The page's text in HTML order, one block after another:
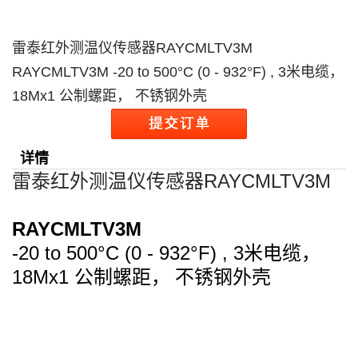
雷泰红外测温仪传感器RAYCMLTV3M
RAYCMLTV3M -20 to 500°C (0 - 932°F) , 3米电缆，
18Mx1 公制螺距， 不锈钢外壳
详情
雷泰红外测温仪传感器RAYCMLTV3M
RAYCMLTV3M
-20 to 500°C (0 - 932°F) , 3米电缆，
18Mx1 公制螺距， 不锈钢外壳